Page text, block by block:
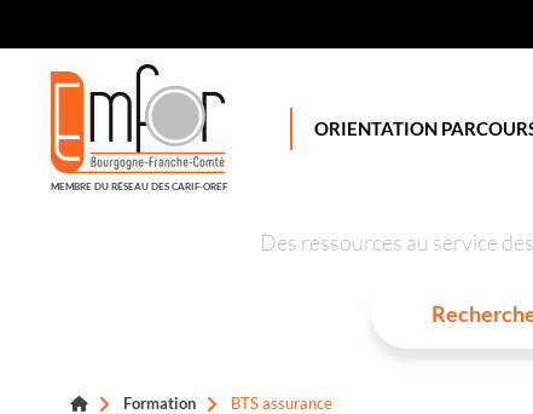
MEMBRE DU RÉSEAU DES CARIF-OREF
ORIENTATION
Des ressources au service
Formation BTS assurance